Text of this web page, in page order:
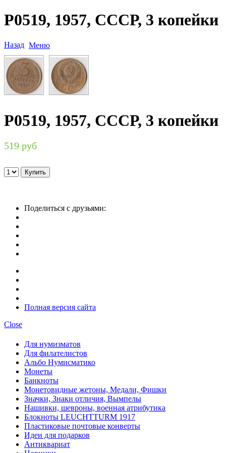
P0519, 1957, СССР, 3 копейки
Назад Меню
P0519, 1957, СССР, 3 копейки
519 руб
Поделиться с друзьями:
Полная версия сайта
Close
Для нумизматов
Для филателистов
Альбо Нумисматико
Монеты
Банкноты
Монетовидные жетоны, Медали, Фишки
Значки, Знаки отличия, Вымпелы
Нашивки, шевроны, военная атрибутика
Блокноты LEUCHTTURM 1917
Пластиковые почтовые конверты
Идеи для подарков
Антиквариат